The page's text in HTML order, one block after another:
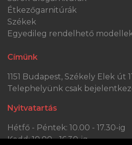
Étkezőgarnitúrák
Székek
Egyedileg rendelhető
Címünk
1151 Budapest, Székely Elek út
Telephelyünk csak
Nyitvatartás
Hétfő - Péntek: 10.00 - 17.30-ig
Kedd: 10.00 - 16.30-ig